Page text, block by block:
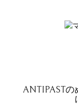
ANTIPAST